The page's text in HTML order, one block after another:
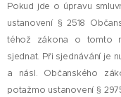
Pokud jde o úpravu
ustanovení § 2518
téhož zákona o tomto
sjednat. Při sjednávání je
a násl. Občanského
potažmo ustanovení §